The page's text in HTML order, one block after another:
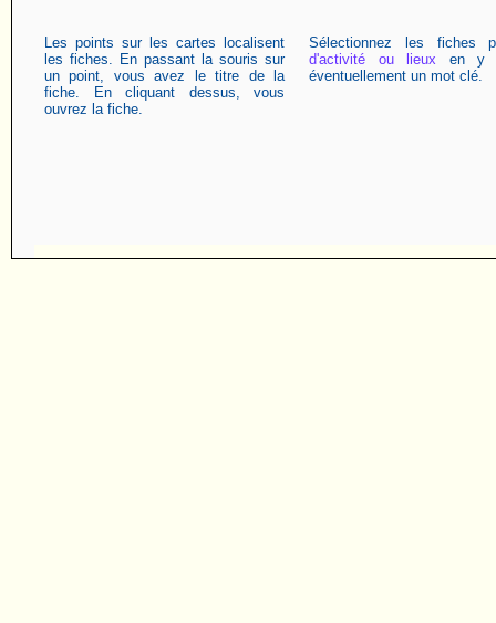
Les points sur les cartes localisent
les fiches. En passant la souris sur
un point, vous avez le titre de la
fiche. En cliquant dessus, vous
ouvrez la fiche.
Sélectionnez les fiches
d'activité ou lieux en y
éventuellement un mot clé.